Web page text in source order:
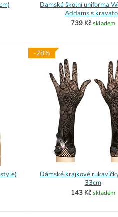
Dámská školní uniforma
Addams s
739 Kč skladem
-28%
Dámské krajkové
33cm
143 Kč skladem